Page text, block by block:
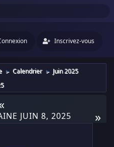
Inscrivez-vous
► Calendrier ► Juin 2025
»
JUIN 8, 2025